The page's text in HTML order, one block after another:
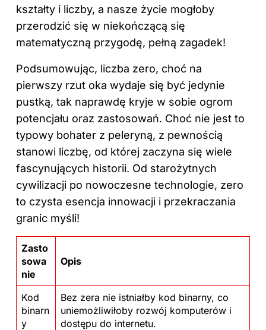
kształty i liczby, a nasze życie mogłoby
przerodzić się w niekończącą się
matematyczną przygodę, pełną zagadek!
Podsumowując, liczba zero, choć na
pierwszy rzut oka wydaje się być jedynie
pustką, tak naprawdę kryje w sobie ogrom
potencjału oraz zastosowań. Choć nie jest to
typowy bohater z peleryną, z pewnością
stanowi liczbę, od której zaczyna się wiele
fascynujących historii. Od starożytnych
cywilizacji po nowoczesne technologie, zero
to czysta esencja innowacji i przekraczania
granic myśli!
Zasto
sowa
nie
Opis
Kod
binarn
y
Bez zera nie istniałby kod binarny, co
uniemożliwiłoby rozwój komputerów i
dostępu do internetu.